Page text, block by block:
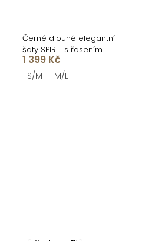
Černé dlouhé elegantní
šaty SPIRIT s řasením
1 399 Kč
S/M M/L